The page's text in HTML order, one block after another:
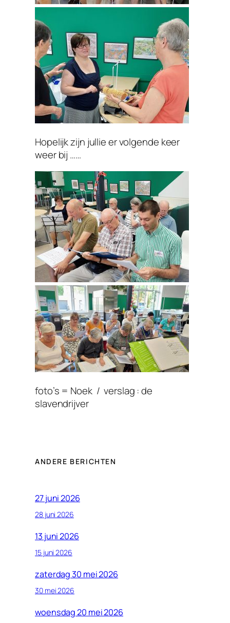
Hopelijk zijn jullie er volgende keer
weer bij ……
foto’s = Noek / verslag : de
slavendrijver
ANDERE BERICHTEN
27 juni 2026
28 juni 2026
13 juni 2026
15 juni 2026
zaterdag 30 mei 2026
30 mei 2026
woensdag 20 mei 2026